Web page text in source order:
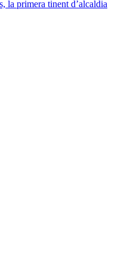
la primera tinent d’alcaldia